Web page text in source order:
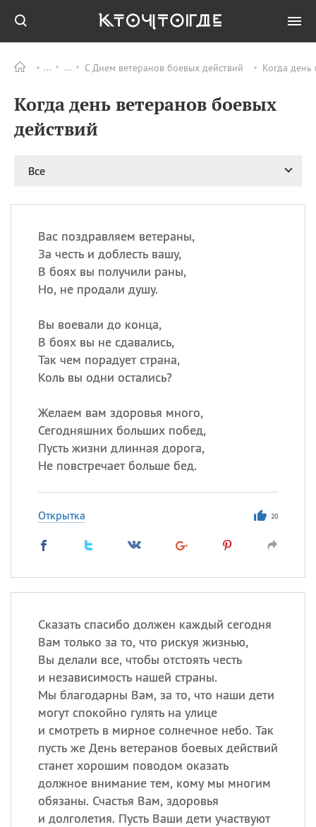
С Днем ветеранов боевых действий Когда день
Когда день ветеранов боевых
действий
Все
Вас поздравляем ветераны,
За честь и доблесть вашу,
В боях вы получили раны,
Но, не продали душу.
Вы воевали до конца,
В боях вы не сдавались,
Так чем порадует cтрана,
Коль вы одни остались?
Желаем вам здоровья много,
Сегодняшних больших побед,
Пусть жизни длинная дорога,
Не повстречает больше бед.
Открытка 20
Сказать спасибо должен каждый сегодня
Вам только за то, что рискуя жизнью,
Вы делали все, чтобы отстоять честь
и независимость нашей страны.
Мы благодарны Вам, за то, что наши дети
могут спокойно гулять на улице
и смотреть в мирное солнечное небо. Так
пусть же День ветеранов боевых действий
станет хорошим поводом оказать
должное внимание тем, кому мы многим
обязаны. Счастья Вам, здоровья
и долголетия. Пусть Ваши дети участвуют
ПРАЗДНИКИ Все
08.08 День «Счастье
великомученика
покровителя всех
09.08
ИМЕНА
Сегодня празднуют именины
Александр
Анна
Посмотреть значениеи